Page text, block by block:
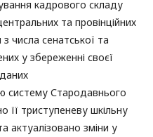
кадрового складу
та провінційних
з числа сенатської та
у збереженні своєї
систему Стародавнього
її триступеневу шкільну
актуалізовано зміни у